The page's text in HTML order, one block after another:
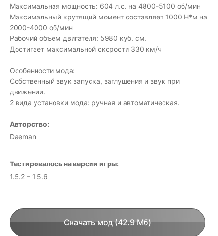
Максимальная мощность: 604 л.с. на 4800-5100 об/мин
Максимальный крутящий момент составляет 1000 Н*м на
2000-4000 об/мин
Рабочий объём двигателя: 5980 куб. см.
Достигает максимальной скорости 330 км/ч
Особенности мода:
Собственный звук запуска, заглушения и звук при
движении.
2 вида установки мода: ручная и автоматическая.
Авторство:
Daeman
Тестировалось на версии игры:
1.5.2 – 1.5.6
Скачать мод (42.9 Мб)